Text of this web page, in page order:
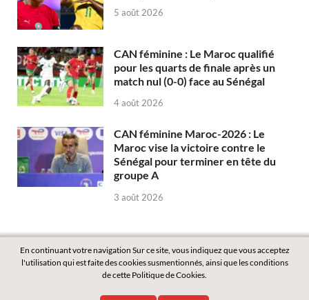
5 août 2026
CAN féminine : Le Maroc qualifié
pour les quarts de finale après un
match nul (0-0) face au Sénégal
4 août 2026
CAN féminine Maroc-2026 : Le
Maroc vise la victoire contre le
Sénégal pour terminer en tête du
groupe A
3 août 2026
En continuant votre navigation Sur ce site, vous indiquez que vous acceptez
l'utilisation qui est faite des cookies susmentionnés, ainsi que les conditions
de cette Politique de Cookies.